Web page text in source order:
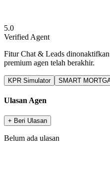
5.0
Verified Agent
Fitur Chat & Leads dinonaktifkan
premium agen telah berakhir.
KPR Simulator SMART
Ulasan Agen
+ Beri Ulasan
Belum ada ulasan